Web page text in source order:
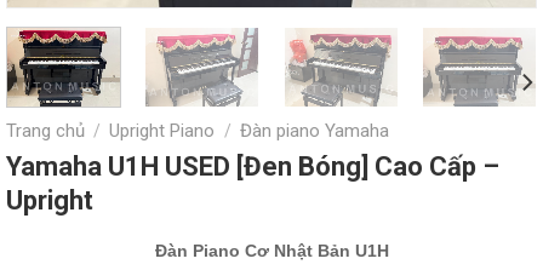
Trang chủ / Upright Piano / Đàn piano Yamaha
Yamaha U1H USED [Đen Bóng] Cao Cấp –
Upright
Đàn Piano Cơ Nhật Bản U1H